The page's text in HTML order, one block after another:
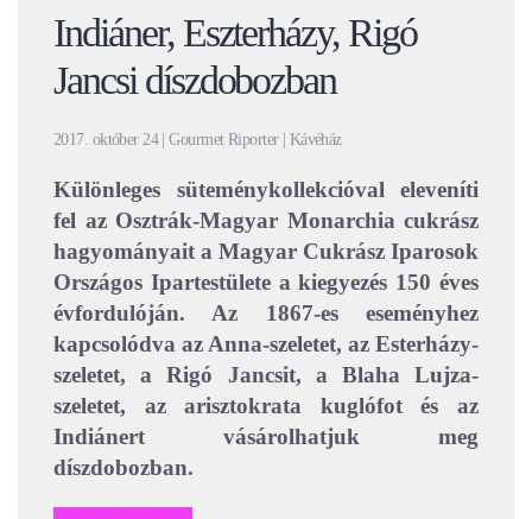
Indiáner, Eszterházy, Rigó
Jancsi díszdobozban
2017. október 24 | Gourmet Riporter | Kávéház
Különleges süteménykollekcióval eleveníti
fel az Osztrák-Magyar Monarchia cukrász
hagyományait a Magyar Cukrász Iparosok
Országos Ipartestülete a kiegyezés 150 éves
évfordulóján. Az 1867-es eseményhez
kapcsolódva az Anna-szeletet, az Esterházy-
szeletet, a Rigó Jancsit, a Blaha Lujza-
szeletet, az arisztokrata kuglófot és az
Indiánert vásárolhatjuk meg
díszdobozban.